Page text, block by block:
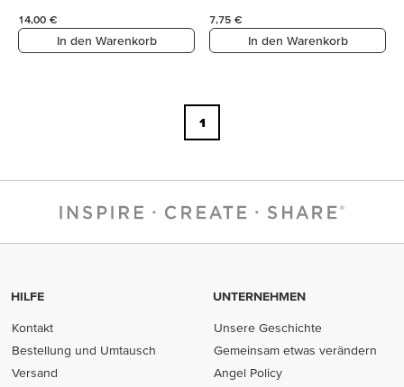
14,00 €
In den Warenkorb
7,75 €
In den Warenkorb
1
HILFE
Kontakt
Bestellung und Umtausch
Versand
UNTERNEHMEN
Unsere Geschichte
Gemeinsam etwas verändern
Angel Policy